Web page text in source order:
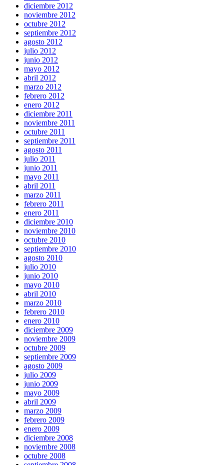
diciembre 2012
noviembre 2012
octubre 2012
septiembre 2012
agosto 2012
julio 2012
junio 2012
mayo 2012
abril 2012
marzo 2012
febrero 2012
enero 2012
diciembre 2011
noviembre 2011
octubre 2011
septiembre 2011
agosto 2011
julio 2011
junio 2011
mayo 2011
abril 2011
marzo 2011
febrero 2011
enero 2011
diciembre 2010
noviembre 2010
octubre 2010
septiembre 2010
agosto 2010
julio 2010
junio 2010
mayo 2010
abril 2010
marzo 2010
febrero 2010
enero 2010
diciembre 2009
noviembre 2009
octubre 2009
septiembre 2009
agosto 2009
julio 2009
junio 2009
mayo 2009
abril 2009
marzo 2009
febrero 2009
enero 2009
diciembre 2008
noviembre 2008
octubre 2008